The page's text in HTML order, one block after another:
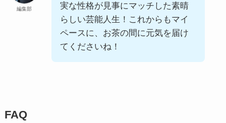
編集部
実な性格が見事にマッチした素晴
らしい芸能人生！これからもマイ
ペースに、お茶の間に元気を届け
てくださいね！
FAQ